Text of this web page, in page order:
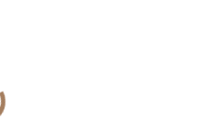
DETAILNÍ INFORMACE